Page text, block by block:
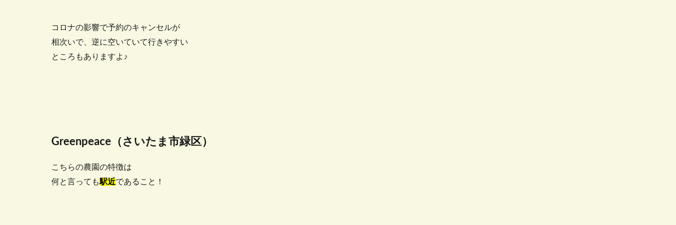
コロナの影響で予約のキャンセルが
相次いで、逆に空いていて行きやすい
ところもありますよ♪
Greenpeace （さいたま市緑区）
こちらの農園の特徴は
何と言っても駅近であること！